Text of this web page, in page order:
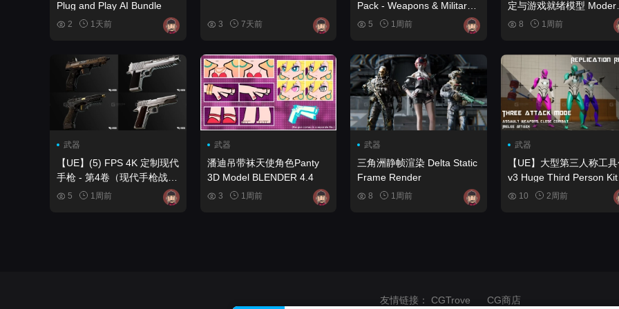
Plug and Play AI Bundle
2 1天前 3 7天前
Pack - Weapons & Military
Vol.2
5 1周前
定与游戏就绪模型 Modern
Guns Bundle - Rigged &
8 1周前
武器
【UE】(5) FPS 4K 定制现代
手枪 - 第4卷（现代手枪战术
手枪） (5) FPS 4K Custom
Modern Handguns - VOL.4
5 1周前
武器
潘迪吊带袜天使角色Panty
3D Model BLENDER 4.4
3 1周前
武器
三角洲静帧渲染 Delta Static
Frame Render
8 1周前
武器
【UE】大型第三人称工
v3 Huge Third Person Kit
v3 10 2周前
友情链接： CGTrove CG商店